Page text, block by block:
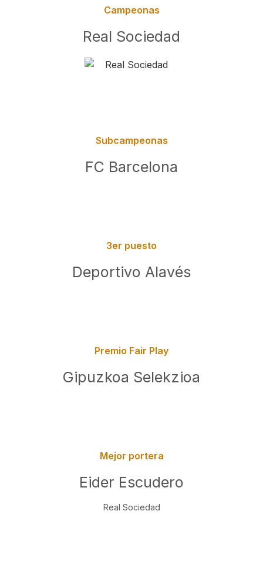
Campeonas
Real Sociedad
Subcampeonas
FC Barcelona
3er puesto
Deportivo Alavés
Premio Fair Play
Gipuzkoa Selekzioa
Mejor portera
Eider Escudero
Real Sociedad